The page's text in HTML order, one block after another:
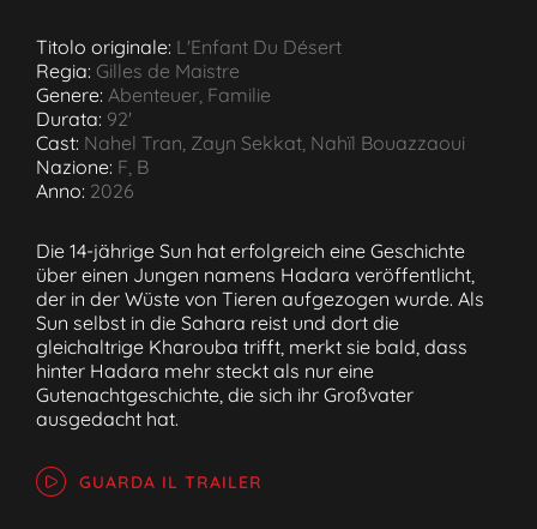
Titolo originale: L'Enfant Du Désert
Regia: Gilles de Maistre
Genere: Abenteuer, Familie
Durata: 92'
Cast: Nahel Tran, Zayn Sekkat, Nahïl Bouazzaoui
Nazione: F, B
Anno: 2026
Die 14-jährige Sun hat erfolgreich eine Geschichte
über einen Jungen namens Hadara veröffentlicht,
der in der Wüste von Tieren aufgezogen wurde. Als
Sun selbst in die Sahara reist und dort die
gleichaltrige Kharouba trifft, merkt sie bald, dass
hinter Hadara mehr steckt als nur eine
Gutenachtgeschichte, die sich ihr Großvater
ausgedacht hat.
GUARDA IL TRAILER